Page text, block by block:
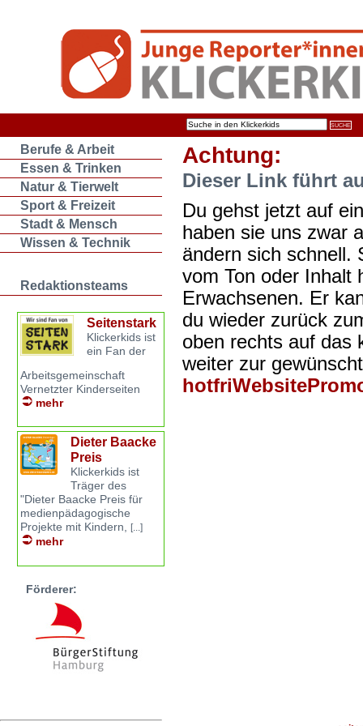
Berufe & Arbeit
Essen & Trinken
Natur & Tierwelt
Sport & Freizeit
Stadt & Mensch
Wissen & Technik
Redaktionsteams
Seitenstark
Klickerkids ist
ein Fan der
Arbeitsgemeinschaft
Vernetzter Kinderseiten
mehr
Dieter Baacke
Preis
Klickerkids ist
Träger des
"Dieter Baacke Preis für
medienpädagogische
Projekte mit Kindern, [...]
mehr
Förderer:
Achtung:
Dieser Link führt
Du gehst jetzt auf
haben sie uns zwar
ändern sich schnell.
vom Ton oder Inhalt
Erwachsenen. Er
du wieder zurück
oben rechts auf das
weiter zur